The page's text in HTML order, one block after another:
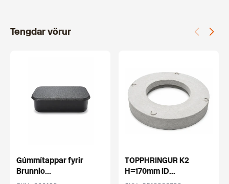
Tengdar vörur
Gúmmítappar fyrir
Brunnlo...
TOPPHRINGUR K2
H=170mm ID...